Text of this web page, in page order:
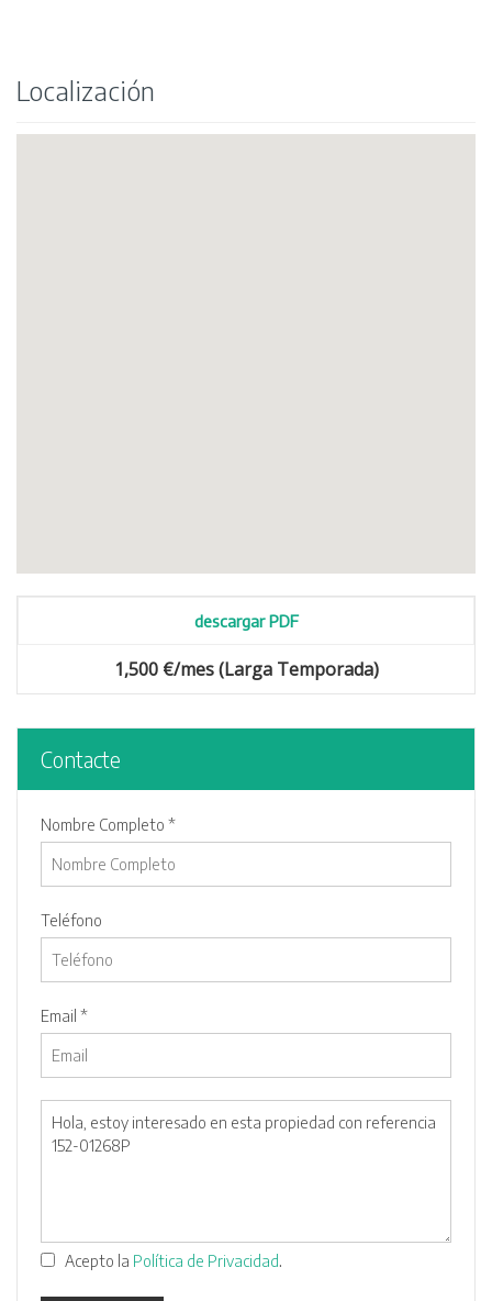
Localización
descargar PDF
1,500 €/mes (Larga Temporada)
Contacte
Nombre Completo *
Teléfono
Email *
Acepto la Política de Privacidad.